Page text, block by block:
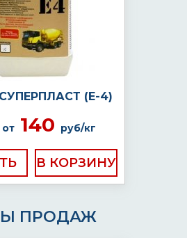
(Е-4)
от 140 руб/кг
ПРОДАЖ